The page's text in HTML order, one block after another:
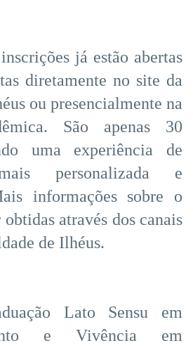
já estão abertas
diretamente no site da
ou presencialmente na
São apenas 30
uma experiência de
personalizada e
informações sobre o
através dos canais
de Ilhéus.
Lato Sensu em
e Vivência em